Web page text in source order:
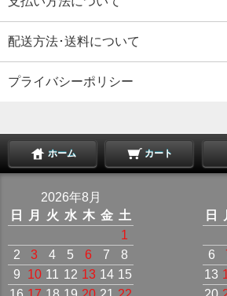
配送方法･送料について
プライバシーポリシー
ホーム カート
2026年8月
日
月 火 水 木 金 土
1
2
3 4 5 6 7
8
9
10 11 12 13 14 15
日
6
13